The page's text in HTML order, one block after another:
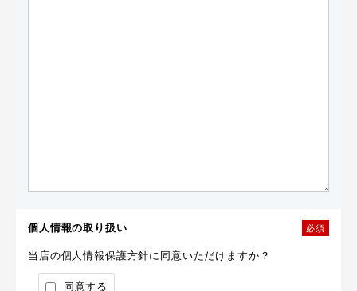
個人情報の取り扱い 必須
当店の個人情報保護方針に同意いただけますか？
同意する